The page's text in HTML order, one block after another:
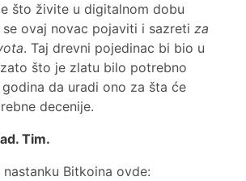
što živite u digitalnom dobu
ovaj novac pojaviti i sazreti za
. Taj drevni pojedinac bi bio u
što je zlatu bilo potrebno
da uradi ono za šta će
decenije.
Tim.
Bitkoina ovde: